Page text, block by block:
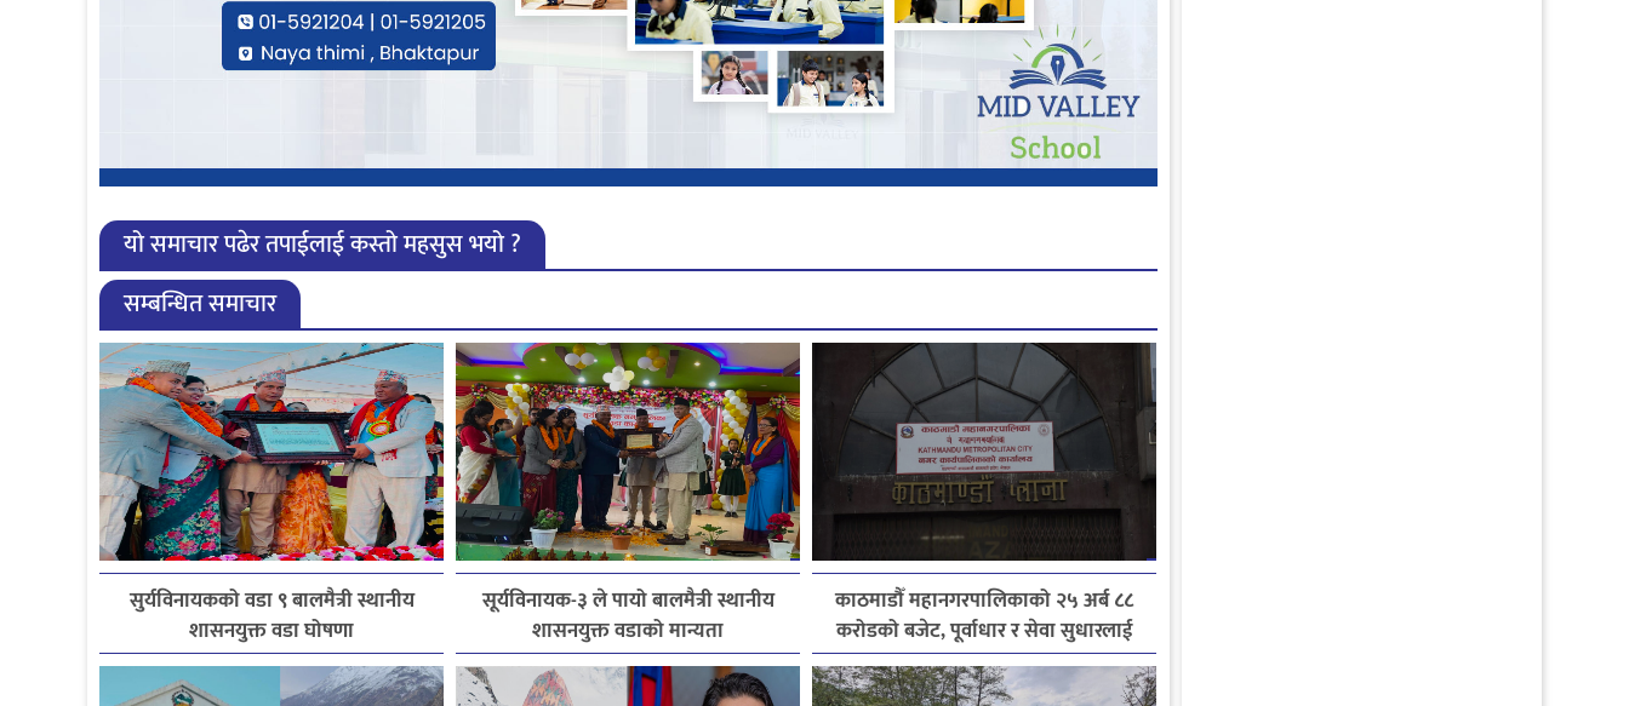
यो समाचार पढेर तपाईलाई कस्तो महसुस भयो ?
सम्बन्धित समाचार
सुर्यविनायकको वडा ९ बालमैत्री स्थानीय
शासनयुक्त वडा घोषणा
सूर्यविनायक-३ ले पायो बालमैत्री स्थानीय
शासनयुक्त वडाको मान्यता
काठमाडौँ महानगरपालिकाको २५ अर्ब ८८
करोडको बजेट, पूर्वाधार र सेवा सुधारलाई
प्राथमिकता